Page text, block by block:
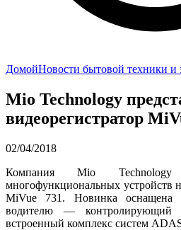
ДомойНовости бытовой техники и
Mio Technology
видеорегистратор
02/04/2018
Компания Mio Technology
многофункциональных устройств
MiVue 731. Новинка
водителю — контролирующий
встроенный комплекс систем